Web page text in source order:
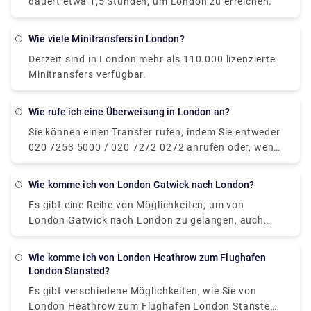
Tag, um die gleiche Reise zu absolvieren.
Wie viele Minitransfers in London?
Derzeit sind in London mehr als 110.000 lizenzierte
Minitransfers verfügbar.
Wie rufe ich eine Überweisung in London an?
Sie können einen Transfer rufen, indem Sie entweder
020 7253 5000 / 020 7272 0272 anrufen oder, wenn
Sie sich in der Nähe des Zentrums befinden, sich
anhalten. Außerdem können Sie auf unserer Website
(Rydeu) im Voraus ein privates Transfertaxi buchen
und eine ungehinderte Fahrt von Tür zu Tür erhalten.
Wie komme ich von London Gatwick nach London?
Es gibt eine Reihe von Möglichkeiten, um von
London Gatwick nach London zu gelangen, auch
das mit der Bequemlichkeit des kontaktlosen
Express nach Victoria fährt alle 15 Minuten und
unseren privaten Transferservice auf Rydeu.com
Wie komme ich von London Heathrow zum Flughafen
London Stansted?
Es gibt verschiedene Möglichkeiten, wie Sie von
London Heathrow zum Flughafen London Stansted